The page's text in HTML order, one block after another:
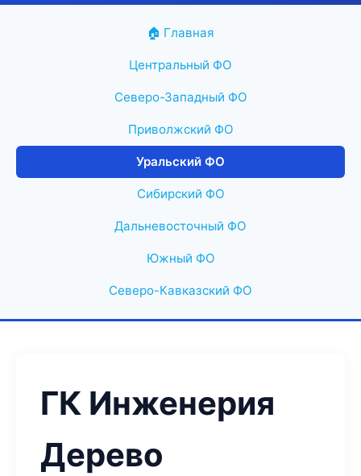
🏠 Главная
Центральный ФО
Северо-Западный ФО
Приволжский ФО
Уральский ФО
Сибирский ФО
Дальневосточный ФО
Южный ФО
Северо-Кавказский ФО
ГК Инженерия
Дерево